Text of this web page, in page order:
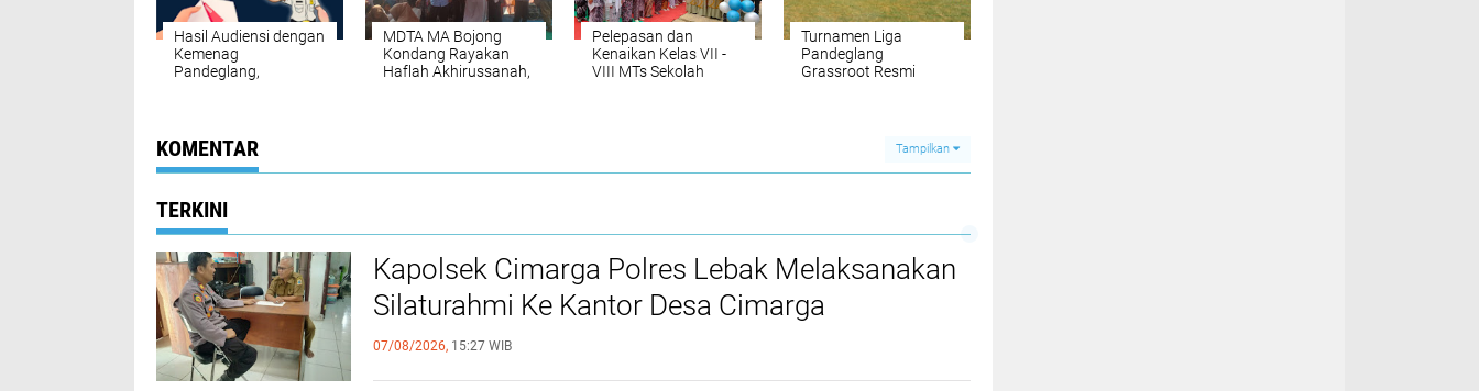
Hasil Audiensi dengan
Kemenag
Pandeglang,
MDTA MA Bojong
Kondang Rayakan
Haflah Akhirussanah,
Pelepasan dan
Kenaikan Kelas VII -
VIII MTs Sekolah
Turnamen Liga
Pandeglang
Grassroot Resmi
HUT Bhayangkara ke-
KOMENTAR Tampilkan
TERKINI
Kapolsek Cimarga Polres Lebak Melaksanakan
Silaturahmi Ke Kantor Desa Cimarga
07/08/2026, 15:27 WIB